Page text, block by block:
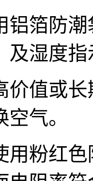
铝箔防
及湿度
价值或
气。
用粉红